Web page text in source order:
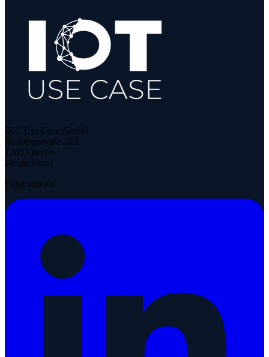
IIoT Use Case GmbH
Rollbergstraße 28A
12053 Berlin
Deutschland
Folge uns auf: